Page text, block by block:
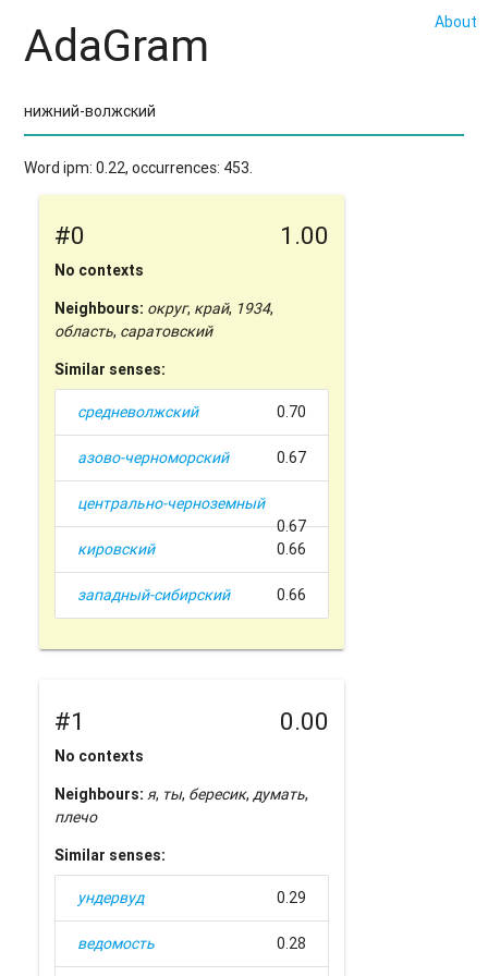
About
AdaGram
Word ipm: 0.22, occurrences: 453.
#0 1.00
No contexts
Neighbours: округ, край, 1934,
область, саратовский
Similar senses:
средневолжский 0.70
азово-черноморский 0.67
центрально-черноземный
0.67
кировский
0.66
западный-сибирский 0.66
#1 0.00
No contexts
Neighbours: я, ты, бересик,думать,
плечо
Similar senses:
ундервуд 0.29
ведомость 0.28